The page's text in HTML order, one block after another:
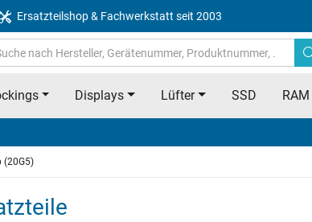
Ersatzteilshop & Fachwerkstatt seit 2003
Displays Lüfter SSD RAM
(20G5)